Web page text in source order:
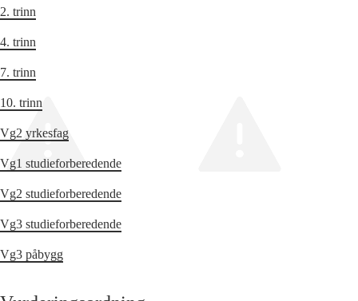
2. trinn
4. trinn
7. trinn
10. trinn
Vg2 yrkesfag
Vg1 studieforberedende
Vg2 studieforberedende
Vg3 studieforberedende
Vg3 påbygg